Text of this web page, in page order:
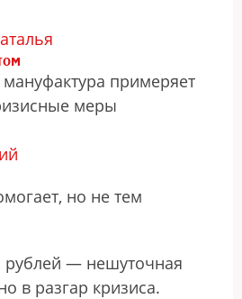
примеряет
меры
но не тем
рублей — нешуточная
в разгар кризиса.